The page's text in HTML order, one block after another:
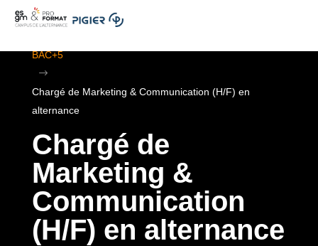
BAC+5
$
Chargé de Marketing & Communication (H/F) en
alternance
Chargé de
Marketing &
Communication
(H/F) en alternance